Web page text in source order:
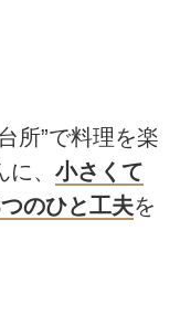
所”で料理を楽
に、 小さくて
のひと工夫を